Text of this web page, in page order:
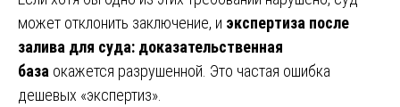
может отклонить заключение, и экспертиза после
залива для суда: доказательственная
база окажется разрушенной. Это частая ошибка
дешевых «экспертиз».